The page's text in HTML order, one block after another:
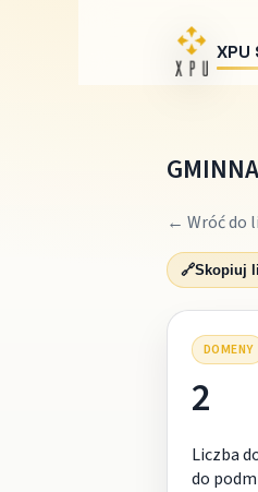
XPU
← Wróć do
🔗Skopiuj
DOMENY
2
Liczba
do